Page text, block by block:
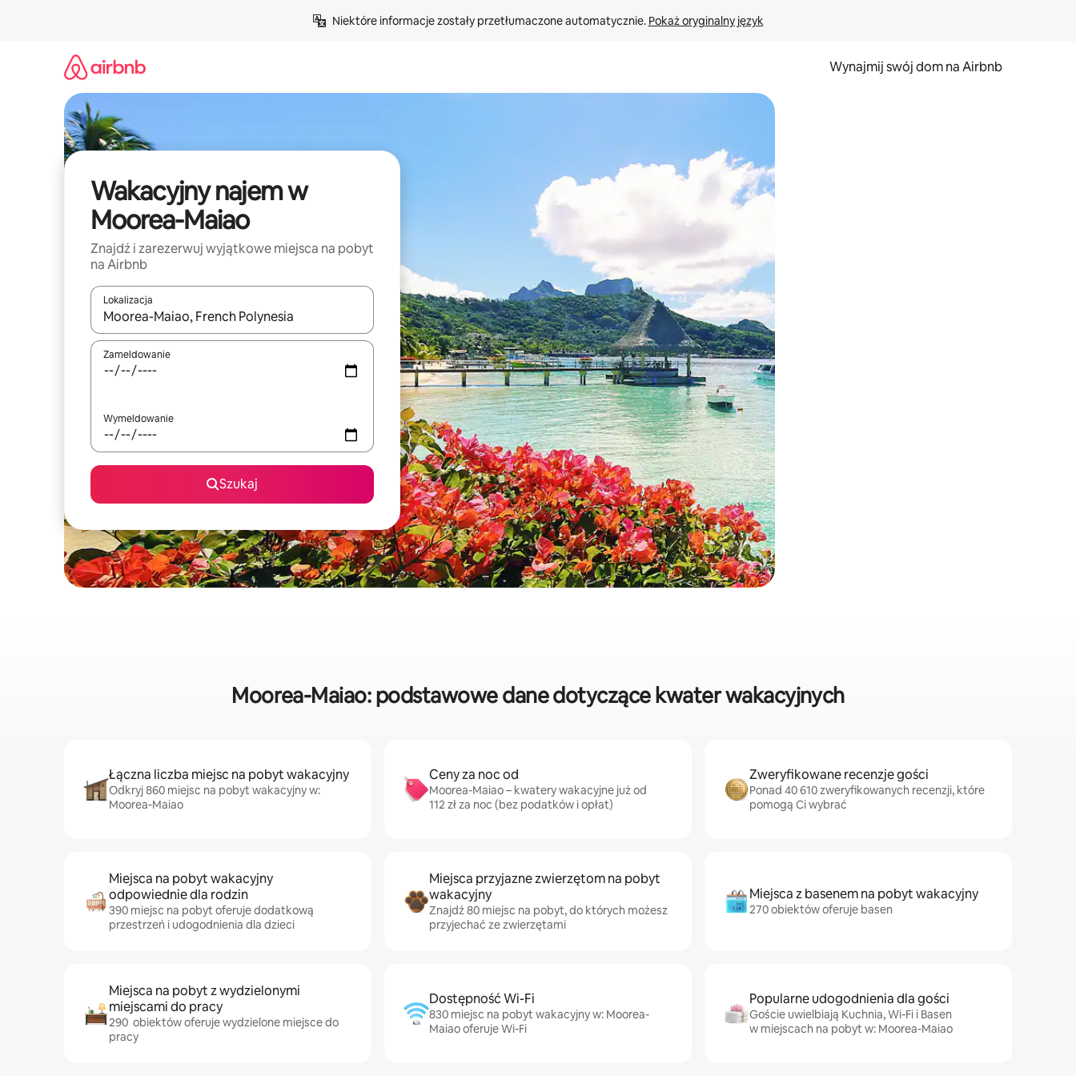
Niektóre informacje zostały przetłumaczone automatycznie. Pokaż oryginalny język
Wynajmij swój dom na Airbnb
Wakacyjny najem w
Moorea-Maiao
Znajdź i zarezerwuj wyjątkowe miejsca na pobyt
na Airbnb
Lokalizacja
Gdy wyniki będą dostępne, możesz poruszać się po nich za pomocą klawiszy strzałek w górę i w dół lub przeglądać je za pomocą gestów dotykowych lub przesuwania.
Zameldowanie
Wymeldowanie
Szukaj
Moorea-Maiao: podstawowe dane dotyczące kwater wakacyjnych
Łączna liczba miejsc na pobyt wakacyjny
Odkryj 860 miejsc na pobyt wakacyjny w:
Moorea-Maiao
Ceny za noc od
Moorea-Maiao – kwatery wakacyjne już od
112 zł za noc (bez podatków i opłat)
Zweryfikowane recenzje gości
Ponad 40 610 zweryfikowanych recenzji, które
pomogą Ci wybrać
Miejsca na pobyt wakacyjny
odpowiednie dla rodzin
390 miejsc na pobyt oferuje dodatkową
przestrzeń i udogodnienia dla dzieci
Miejsca przyjazne zwierzętom na pobyt
wakacyjny
Znajdź 80 miejsc na pobyt, do których możesz
przyjechać ze zwierzętami
Miejsca z basenem na pobyt wakacyjny
270 obiektów oferuje basen
Miejsca na pobyt z wydzielonymi
miejscami do pracy
290 obiektów oferuje wydzielone miejsce do
pracy
Dostępność Wi-Fi
830 miejsc na pobyt wakacyjny w: Moorea-
Maiao oferuje Wi-Fi
Popularne udogodnienia dla gości
Goście uwielbiają Kuchnia, Wi-Fi i Basen
w miejscach na pobyt w: Moorea-Maiao